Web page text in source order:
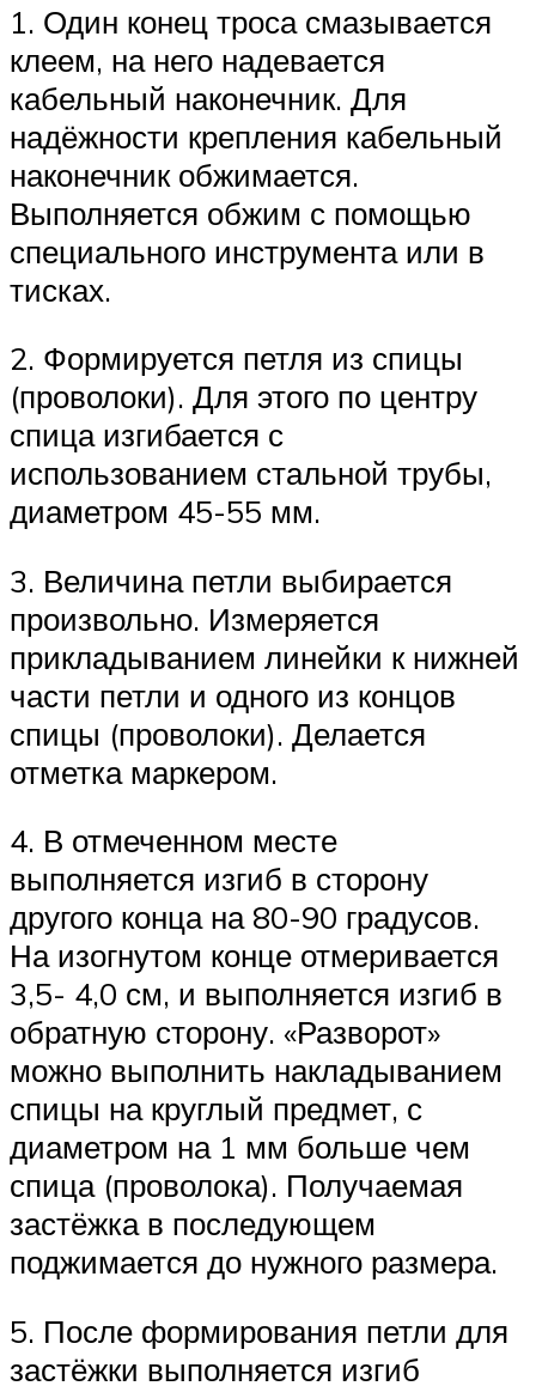
1. Один конец троса смазывается
клеем, на него надевается
кабельный наконечник. Для
надёжности крепления кабельный
наконечник обжимается.
Выполняется обжим с помощью
специального инструмента или в
тисках.
2. Формируется петля из спицы
(проволоки). Для этого по центру
спица изгибается с
использованием стальной трубы,
диаметром 45-55 мм.
3. Величина петли выбирается
произвольно. Измеряется
прикладыванием линейки к нижней
части петли и одного из концов
спицы (проволоки). Делается
отметка маркером.
4. В отмеченном месте
выполняется изгиб в сторону
другого конца на 80-90 градусов.
На изогнутом конце отмеривается
3,5- 4,0 см, и выполняется изгиб в
обратную сторону. «Разворот»
можно выполнить накладыванием
спицы на круглый предмет, с
диаметром на 1 мм больше чем
спица (проволока). Получаемая
застёжка в последующем
поджимается до нужного размера.
5. После формирования петли для
застёжки выполняется изгиб